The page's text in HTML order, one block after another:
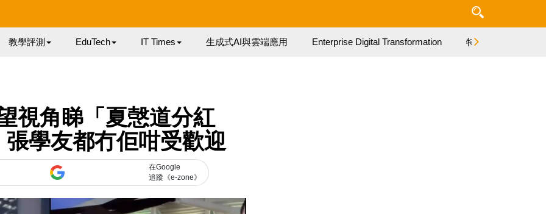
教學評測 EduTech IT Times 生成式AI與雲端應用 Enterprise Digital Transformation 特集
視角睇「夏愨道分紅
學友都冇佢咁受歡迎
在Google
追蹤《e-zone》